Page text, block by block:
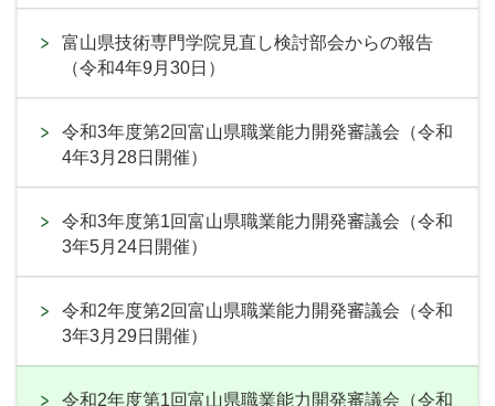
富山県技術専門学院見直し検討部会からの報告
（令和4年9月30日）
令和3年度第2回富山県職業能力開発審議会（令和
4年3月28日開催）
令和3年度第1回富山県職業能力開発審議会（令和
3年5月24日開催）
令和2年度第2回富山県職業能力開発審議会（令和
3年3月29日開催）
令和2年度第1回富山県職業能力開発審議会（令和